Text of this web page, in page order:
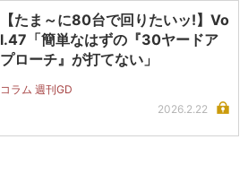
【たま～に80台で回りたいッ!】Vo
l.47「簡単なはずの『30ヤードア
プローチ』が打てない」
コラム 週刊GD
2026.2.22